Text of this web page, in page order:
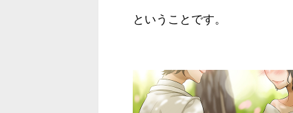
ということです。